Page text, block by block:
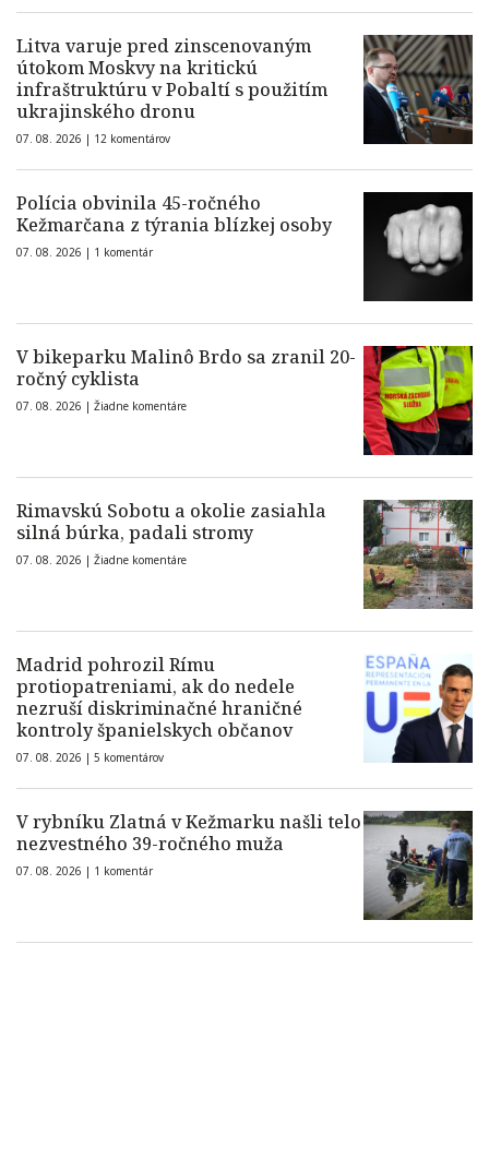
Litva varuje pred zinscenovaným
útokom Moskvy na kritickú
infraštruktúru v Pobaltí s použitím
ukrajinského dronu
07. 08. 2026 | 12 komentárov
Polícia obvinila 45-ročného
Kežmarčana z týrania blízkej osoby
07. 08. 2026 | 1 komentár
V bikeparku Malinô Brdo sa zranil 20-
ročný cyklista
07. 08. 2026 | Žiadne komentáre
Rimavskú Sobotu a okolie zasiahla
silná búrka, padali stromy
07. 08. 2026 | Žiadne komentáre
Madrid pohrozil Rímu
protiopatreniami, ak do nedele
nezruší diskriminačné hraničné
kontroly španielskych občanov
07. 08. 2026 | 5 komentárov
V rybníku Zlatná v Kežmarku našli telo
nezvestného 39-ročného muža
07. 08. 2026 | 1 komentár